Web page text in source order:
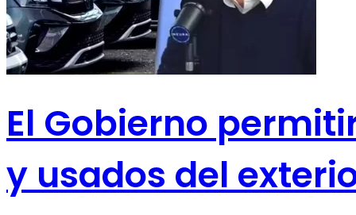
El Gobierno
y usados del